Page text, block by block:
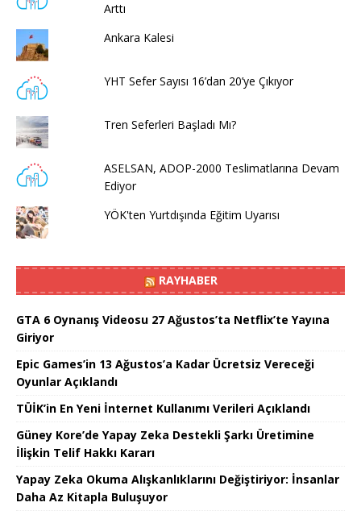
Arttı
Ankara Kalesi
YHT Sefer Sayısı 16’dan 20’ye Çıkıyor
Tren Seferleri Başladı Mı?
ASELSAN, ADOP-2000 Teslimatlarına Devam
Ediyor
YÖK'ten Yurtdışında Eğitim Uyarısı
RAYHABER
GTA 6 Oynanış Videosu 27 Ağustos’ta Netflix’te Yayına
Giriyor
Epic Games’in 13 Ağustos’a Kadar Ücretsiz Vereceği
Oyunlar Açıklandı
TÜİK’in En Yeni İnternet Kullanımı Verileri Açıklandı
Güney Kore’de Yapay Zeka Destekli Şarkı Üretimine
İlişkin Telif Hakkı Kararı
Yapay Zeka Okuma Alışkanlıklarını Değiştiriyor: İnsanlar
Daha Az Kitapla Buluşuyor